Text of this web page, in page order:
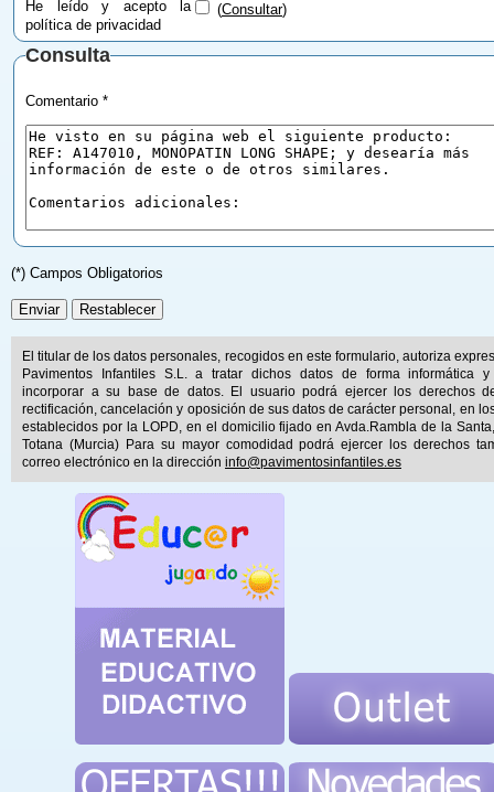
He leído y acepto la
política de privacidad
(Consultar)
Consulta
Comentario *
(*) Campos Obligatorios
El titular de los datos personales, recogidos en este formulario, autoriza
Pavimentos Infantiles S.L. a tratar dichos datos de forma informática y
incorporar a su base de datos. El usuario podrá ejercer los derechos
rectificación, cancelación y oposición de sus datos de carácter personal, en
establecidos por la LOPD, en el domicilio fijado en Avda.Rambla de la
Totana (Murcia) Para su mayor comodidad podrá ejercer los derechos
correo electrónico en la dirección info@pavimentosinfantiles.es